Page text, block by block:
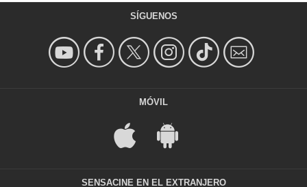
SÍGUENOS
MÓVIL
SENSACINE EN EL EXTRANJERO